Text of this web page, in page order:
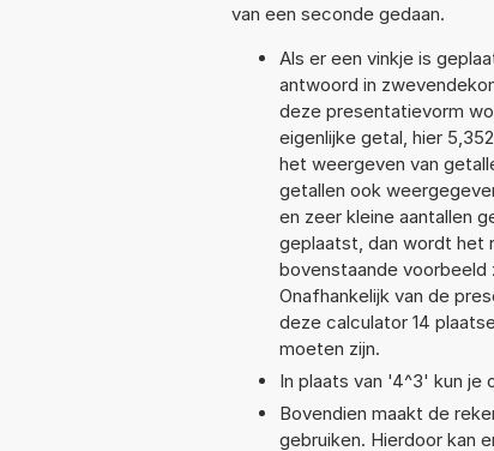
van een seconde gedaan.
Als er een vinkje is
antwoord in
deze presentatievorm
eigenlijke getal, hier
het weergeven van
getallen ook
en zeer kleine aantallen
geplaatst, dan wordt het
bovenstaande voorbeeld
Onafhankelijk van de
deze calculator 14
moeten zijn.
In plaats van '4^3' kun
Bovendien maakt de
gebruiken. Hierdoor kan